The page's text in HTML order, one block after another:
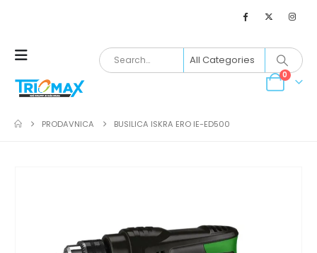
0
PRODAVNICA BUSILICA ISKRA ERO IE-ED500